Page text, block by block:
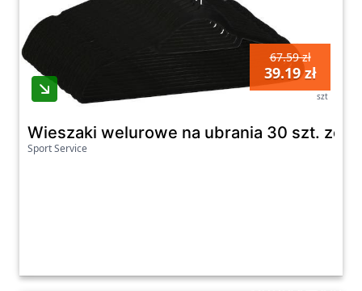
67.59 zł
39.19 zł
szt
Wieszaki welurowe na ubrania 30 szt.
Sport Service